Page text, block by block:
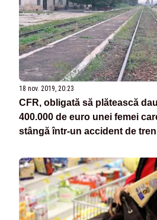
18 nov. 2019, 20:23
CFR, obligată să plătească
400.000 de euro unei femei
stângă într-un accident de tren